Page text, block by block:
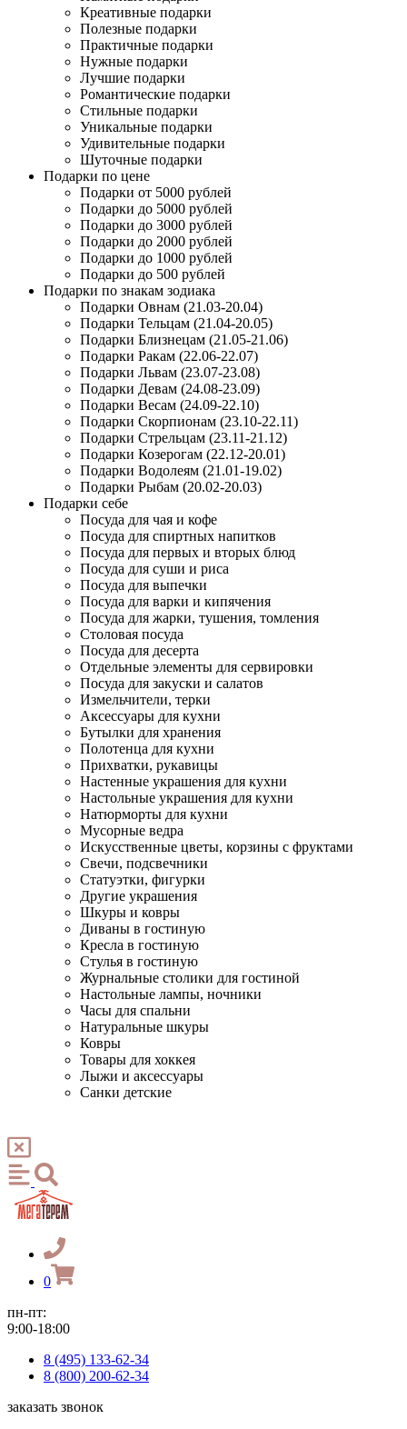
Креативные подарки
Полезные подарки
Практичные подарки
Нужные подарки
Лучшие подарки
Романтические подарки
Стильные подарки
Уникальные подарки
Удивительные подарки
Шуточные подарки
Подарки по цене
Подарки от 5000 рублей
Подарки до 5000 рублей
Подарки до 3000 рублей
Подарки до 2000 рублей
Подарки до 1000 рублей
Подарки до 500 рублей
Подарки по знакам зодиака
Подарки Овнам (21.03-20.04)
Подарки Тельцам (21.04-20.05)
Подарки Близнецам (21.05-21.06)
Подарки Ракам (22.06-22.07)
Подарки Львам (23.07-23.08)
Подарки Девам (24.08-23.09)
Подарки Весам (24.09-22.10)
Подарки Скорпионам (23.10-22.11)
Подарки Стрельцам (23.11-21.12)
Подарки Козерогам (22.12-20.01)
Подарки Водолеям (21.01-19.02)
Подарки Рыбам (20.02-20.03)
Подарки себе
Посуда для чая и кофе
Посуда для спиртных напитков
Посуда для первых и вторых блюд
Посуда для суши и риса
Посуда для выпечки
Посуда для варки и кипячения
Посуда для жарки, тушения, томления
Столовая посуда
Посуда для десерта
Отдельные элементы для сервировки
Посуда для закуски и салатов
Измельчители, терки
Аксессуары для кухни
Бутылки для хранения
Полотенца для кухни
Прихватки, рукавицы
Настенные украшения для кухни
Настольные украшения для кухни
Натюрморты для кухни
Мусорные ведра
Искусственные цветы, корзины с фруктами
Свечи, подсвечники
Статуэтки, фигурки
Другие украшения
Шкуры и ковры
Диваны в гостиную
Кресла в гостиную
Стулья в гостиную
Журнальные столики для гостиной
Настольные лампы, ночники
Часы для спальни
Натуральные шкуры
Ковры
Товары для хоккея
Лыжи и аксессуары
Санки детские
0
пн-пт:
9:00-18:00
8 (495) 133-62-34
8 (800) 200-62-34
заказать звонок